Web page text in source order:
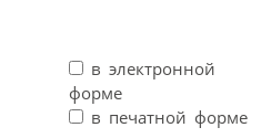
в электронной
форме
в печатной форме